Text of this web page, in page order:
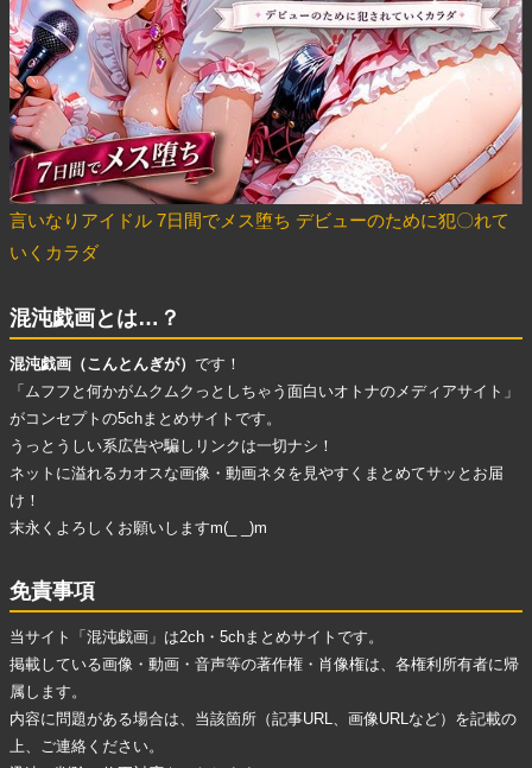
言いなりアイドル 7日間でメス堕ち デビューのために犯〇れて
いくカラダ
混沌戯画とは…？
混沌戯画（こんとんぎが） です！
「ムフフと何かがムクムクっとしちゃう面白いオトナのメディアサイト」
がコンセプトの5chまとめサイトです。
うっとうしい系広告や騙しリンク は一切ナシ！
ネットに溢れるカオスな画像・動画ネタ を見やすくまとめてサッとお届
け！
末永くよろしくお願いしますm(_ _)m
免責事項
当サイト「混沌戯画」は2ch・5chまとめサイトです。
掲載している画像・動画・音声等の著作権・肖像権は、各権利所有者に帰
属します。
内容に問題がある場合は、当該箇所（記事URL、画像URLなど）を記載の
上、ご連絡ください。